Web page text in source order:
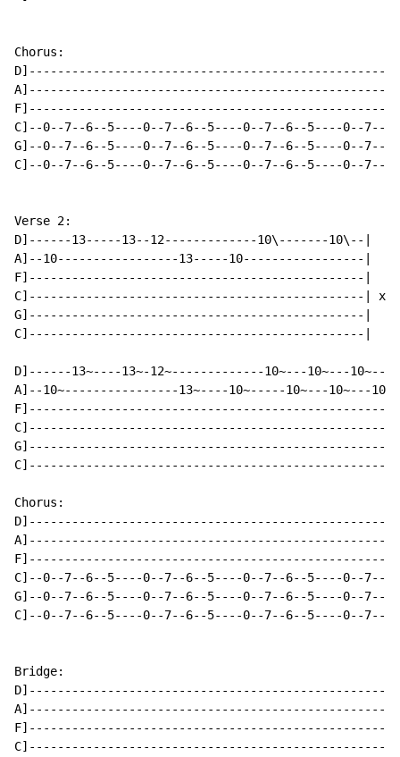
Chorus:
C]--0--7--6--5----0--7--6--5----0--7--6--5----0--7--
G]--0--7--6--5----0--7--6--5----0--7--6--5----0--7--
C]--0--7--6--5----0--7--6--5----0--7--6--5----0--7--
Verse 2:
D]------13-----13--12-------------10\-------10\--|
A]--10-----------------13-----10-----------------|
F]-----------------------------------------------|
C]-----------------------------------------------| x2
G]-----------------------------------------------|
C]-----------------------------------------------|
D]------13~----13~-12~-------------10~---10~---10~---
A]--10~----------------13~----10~-----10~---10~---
Chorus:
C]--0--7--6--5----0--7--6--5----0--7--6--5----0--7--
G]--0--7--6--5----0--7--6--5----0--7--6--5----0--7--
C]--0--7--6--5----0--7--6--5----0--7--6--5----0--7--
Bridge:
D]--------------------------------------------------|
A]--------------------------------------------------|
F]--------------------------------------------------|
C]--------------------------------------------------|